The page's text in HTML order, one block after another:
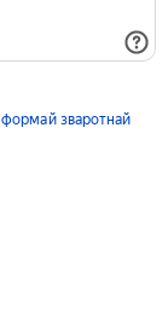
формай зваротнай